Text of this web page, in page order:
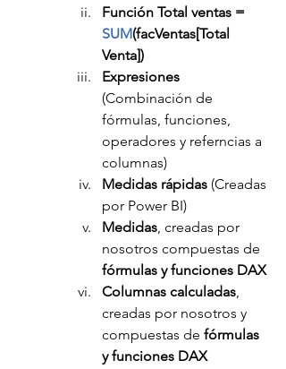
Función Total ventas =
SUM(facVentas[Total
Venta])
Expresiones
(Combinación de
fórmulas, funciones,
operadores y referncias a
columnas)
Medidas rápidas (Creadas
por Power BI)
Medidas , creadas por
nosotros compuestas de
fórmulas y funciones DAX
Columnas calculadas
creadas por nosotros y
compuestas de fórmulas
y funciones DAX